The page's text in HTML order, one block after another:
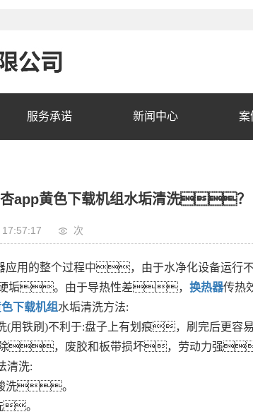
服务承诺 新闻中心 案
杏app黄色下载机组水垢清洗？
次
应用的整个过程中，由于水净化设备运
垢。由于导热性差， 换热器传热
下载机组 水垢清洗方法:
(用铁刷)不利于:盘子上有划痕，刷完后更容
除，废胶和板带损坏，劳动力强
清洗:
洗。
。